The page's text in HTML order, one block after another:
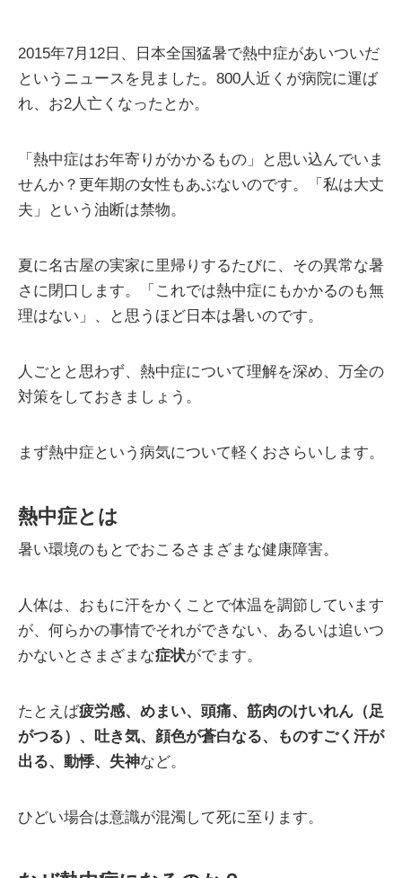
2015年7月12日、日本全国猛暑で熱中症があいついだ
というニュースを見ました。800人近くが病院に運ば
れ、お2人亡くなったとか。
「熱中症はお年寄りがかかるもの」と思い込んでいま
せんか？更年期の女性もあぶないのです。「私は大丈
夫」という油断は禁物。
夏に名古屋の実家に里帰りするたびに、その異常な暑
さに閉口します。「これでは熱中症にもかかるのも無
理はない」、と思うほど日本は暑いのです。
人ごとと思わず、熱中症について理解を深め、万全の
対策をしておきましょう。
まず熱中症という病気について軽くおさらいします。
熱中症とは
暑い環境のもとでおこるさまざまな健康障害。
人体は、おもに汗をかくことで体温を調節しています
が、何らかの事情でそれができない、あるいは追いつ
かないとさまざまな症状がでます。
たとえば疲労感、めまい、頭痛、筋肉のけいれん（足
がつる）、吐き気、顔色が蒼白なる、ものすごく汗が
出る、動悸、失神など。
ひどい場合は意識が混濁して死に至ります。